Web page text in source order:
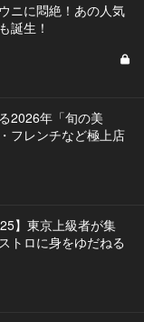
ニに悶絶！あの人気
誕生！
2026年「旬の美
フレンチなど極上店
】東京上級者が集
トロに身をゆだねる